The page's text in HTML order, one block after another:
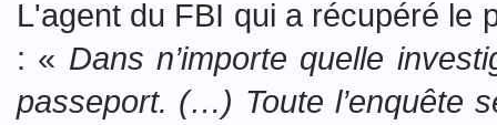
L'agent du FBI qui a récupéré le
: « Dans n’importe quelle
passeport. (…) Toute l’enquête